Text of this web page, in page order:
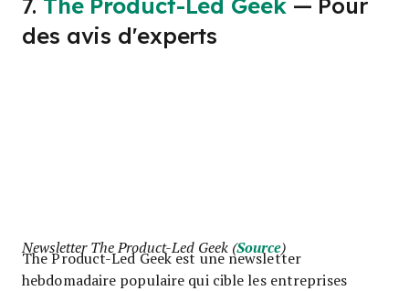
7. The Product-Led Geek— Pour
des avis d'experts
Newsletter The Product-Led Geek (Source)
The Product-Led Geek est une newsletter
hebdomadaire populaire qui cible les entreprises